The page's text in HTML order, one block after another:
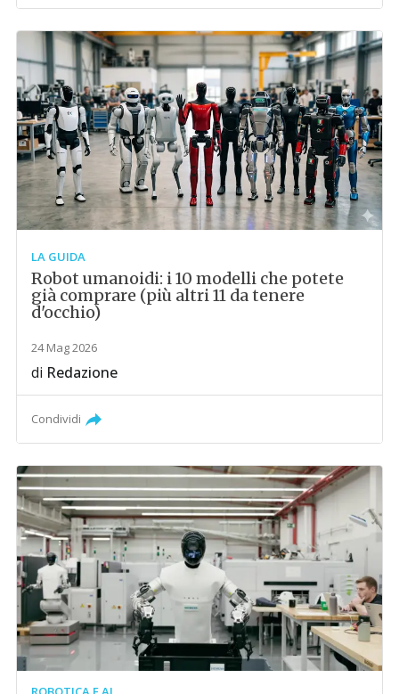
LA GUIDA
Robot umanoidi: i 10 modelli che potete
già comprare (più altri 11 da tenere
d'occhio)
24 Mag 2026
di Redazione
Condividi